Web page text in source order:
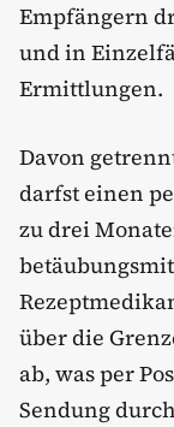
Empfängern
und in
Ermittlungen.
Davon
darfst einen
zu drei
über die
ab, was per
Sendung